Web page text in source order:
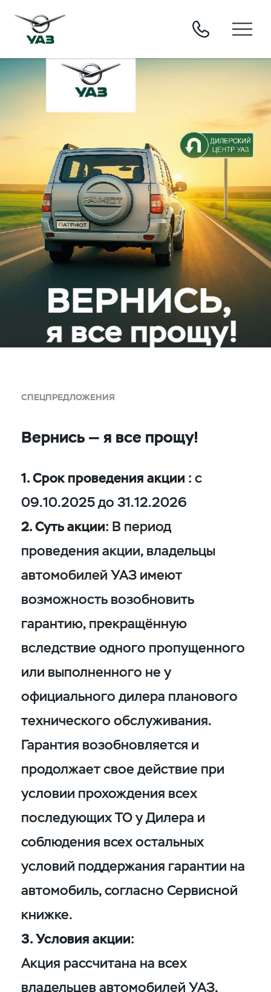
СПЕЦПРЕДЛОЖЕНИЯ
Вернись — я все прощу!
1. Срок проведения акции : с
09.10.2025 до 31.12.2026
2. Суть акции: В период
проведения акции, владельцы
автомобилей УАЗ имеют
возможность возобновить
гарантию, прекращённую
вследствие одного пропущенного
или выполненного не у
официального дилера планового
технического обслуживания.
Гарантия возобновляется и
продолжает свое действие при
условии прохождения всех
последующих ТО у Дилера и
соблюдения всех остальных
условий поддержания гарантии на
автомобиль, согласно Сервисной
книжке.
3. Условия акции:
Акция рассчитана на всех
владельцев автомобилей УАЗ,